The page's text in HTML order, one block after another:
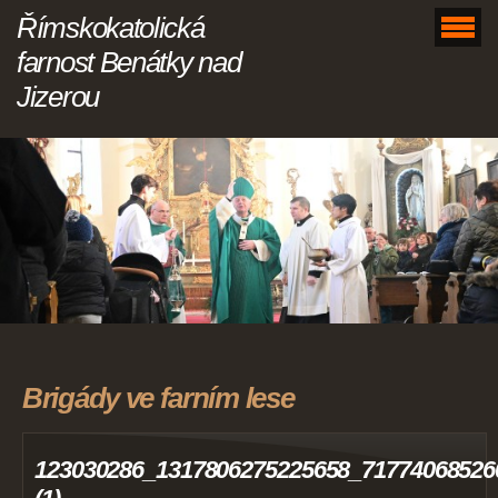
Římskokatolická
farnost Benátky nad
Jizerou
Brigády ve farním lese